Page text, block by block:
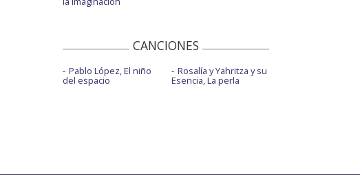
CANCIONES
Pablo López, El niño
del espacio
Rosalía y Yahritza y su
Esencia, La perla